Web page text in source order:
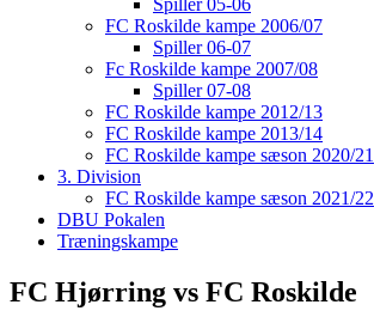
FC Roskilde kampe 2006/07
Spiller 06-07
Fc Roskilde kampe 2007/08
Spiller 07-08
FC Roskilde kampe 2012/13
FC Roskilde kampe 2013/14
FC Roskilde kampe sæson 2020/21
3. Division
FC Roskilde kampe sæson 2021/22
DBU Pokalen
Træningskampe
FC Hjørring vs FC Roskilde